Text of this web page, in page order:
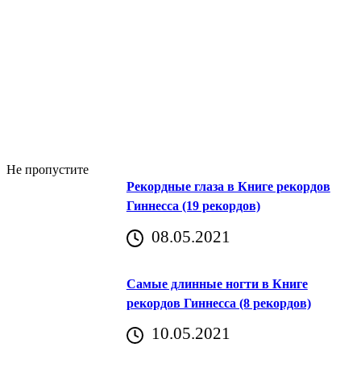
Не пропустите
Рекордные глаза в Книге рекордов
Гиннесса (19 рекордов)
08.05.2021
Самые длинные ногти в Книге
рекордов Гиннесса (8 рекордов)
10.05.2021